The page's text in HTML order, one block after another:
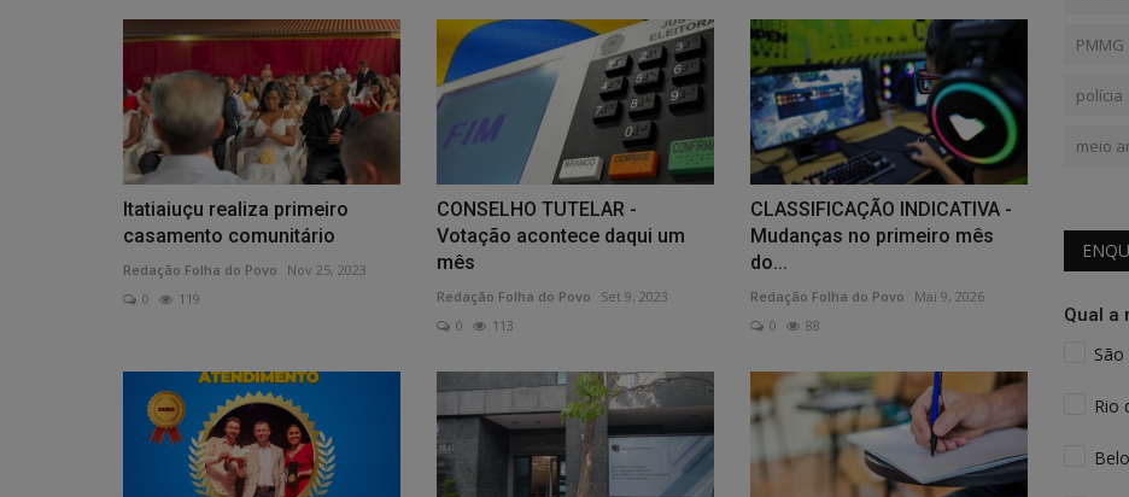
Itatiaiuçu realiza primeiro
casamento comunitário
Redação Folha do Povo
Nov 25, 2023
0
119
CONSELHO TUTELAR -
Votação acontece daqui um
mês
Redação Folha do Povo
Set 9, 2023
0
113
CLASSIFICAÇÃO INDICATIVA -
Mudanças no primeiro mês
do...
Redação Folha do Povo
Mai 9, 2026
0
88
PMMG
polícia
meio
Qual a
Rio